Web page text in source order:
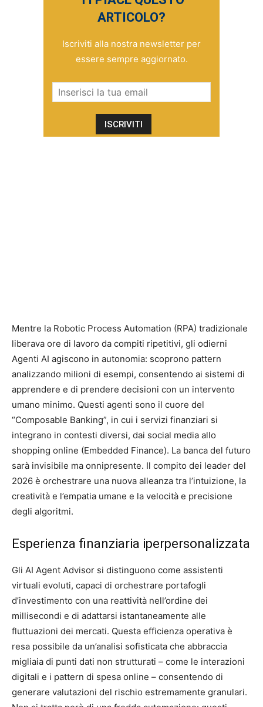
ARTICOLO?
Iscriviti alla nostra newsletter per
essere sempre aggiornato.
Mentre la Robotic Process Automation (RPA) tradizionale
liberava ore di lavoro da compiti ripetitivi, gli odierni
Agenti AI agiscono in autonomia: scoprono pattern
analizzando milioni di esempi, consentendo ai sistemi di
apprendere e di prendere decisioni con un intervento
umano minimo. Questi agenti sono il cuore del
“Composable Banking”, in cui i servizi finanziari si
integrano in contesti diversi, dai social media allo
shopping online (Embedded Finance). La banca del futuro
sarà invisibile ma onnipresente. Il compito dei leader del
2026 è orchestrare una nuova alleanza tra l’intuizione, la
creatività e l’empatia umane e la velocità e precisione
degli algoritmi.
Esperienza finanziaria iperpersonalizzata
Gli AI Agent Advisor si distinguono come assistenti
virtuali evoluti, capaci di orchestrare portafogli
d’investimento con una reattività nell’ordine dei
millisecondi e di adattarsi istantaneamente alle
fluttuazioni dei mercati. Questa efficienza operativa è
resa possibile da un’analisi sofisticata che abbraccia
migliaia di punti dati non strutturati – come le interazioni
digitali e i pattern di spesa online – consentendo di
generare valutazioni del rischio estremamente granulari.